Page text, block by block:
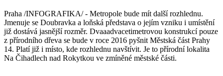
Praha /INFOGRAFIKA/ - Metropole bude mít další rozhlednu.
Jmenuje se Doubravka a loňská představa o jejím vzniku i umístění
již dostává jasnější rozměr. Dvaaadvacetimetrovou konstrukcí pouze
z přírodního dřeva se bude v roce 2016 pyšnit Městská část Prahy
14. Platí již i místo, kde rozhlednu navštívit. Je to přírodní lokalita
Na Čihadlech nad Rokytkou ve zmíněné městské části.